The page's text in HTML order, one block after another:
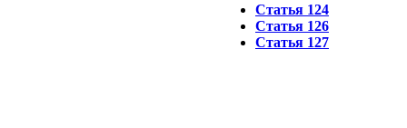
Статья 124
Статья 126
Статья 127